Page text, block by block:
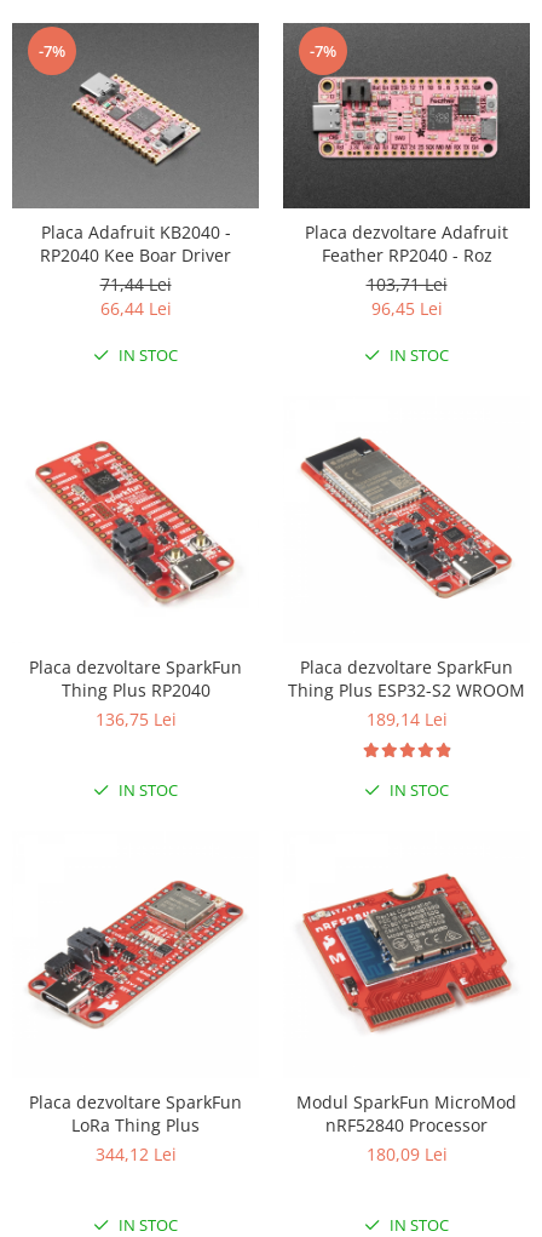
-7%
Placa Adafruit KB2040 -
RP2040 Kee Boar Driver
71,44 Lei
66,44 Lei
IN STOC
-7%
Placa dezvoltare Adafruit
Feather RP2040 - Roz
103,71 Lei
96,45 Lei
IN STOC
Placa dezvoltare SparkFun
Thing Plus RP2040
136,75 Lei
IN STOC
Placa dezvoltare SparkFun
Thing Plus ESP32-S2 WROOM
189,14 Lei
IN STOC
Placa dezvoltare SparkFun
LoRa Thing Plus
344,12 Lei
IN STOC
Modul SparkFun MicroMod
nRF52840 Processor
180,09 Lei
IN STOC